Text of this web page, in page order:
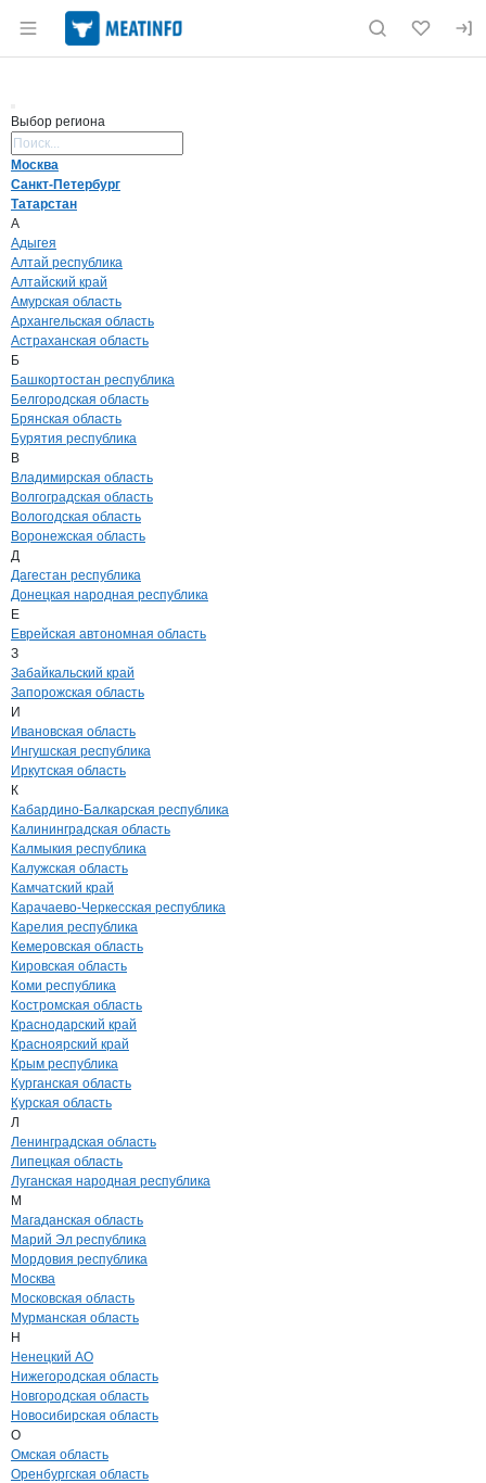
Раздел навигации по сайту meatinfo.ru
Выбор региона
Москва
Санкт-Петербург
Татарстан
А
Адыгея
Алтай республика
Алтайский край
Амурская область
Архангельская область
Астраханская область
Б
Башкортостан республика
Белгородская область
Брянская область
Бурятия республика
В
Владимирская область
Волгоградская область
Вологодская область
Воронежская область
Д
Дагестан республика
Донецкая народная республика
Е
Еврейская автономная область
З
Забайкальский край
Запорожская область
И
Ивановская область
Ингушская республика
Иркутская область
К
Кабардино-Балкарская республика
Калининградская область
Калмыкия республика
Калужская область
Камчатский край
Карачаево-Черкесская республика
Карелия республика
Кемеровская область
Кировская область
Коми республика
Костромская область
Краснодарский край
Красноярский край
Крым республика
Курганская область
Курская область
Л
Ленинградская область
Липецкая область
Луганская народная республика
М
Магаданская область
Марий Эл республика
Мордовия республика
Москва
Московская область
Мурманская область
Н
Ненецкий АО
Нижегородская область
Новгородская область
Новосибирская область
О
Омская область
Оренбургская область